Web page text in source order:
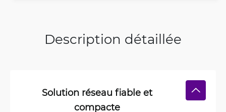
Description détaillée
Solution réseau fiable et
compacte